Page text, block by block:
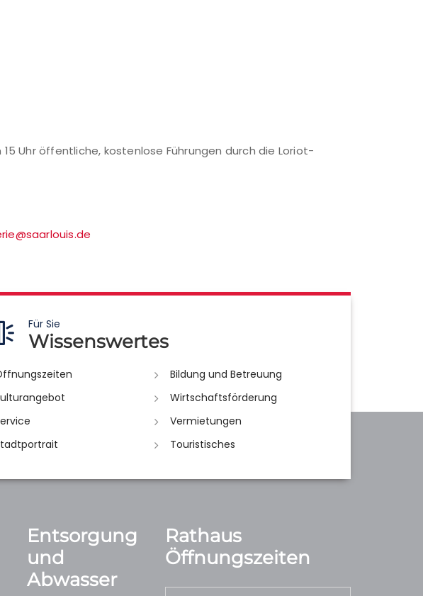
Uhr öffentliche, kostenlose Führungen durch die Loriot-
Für Sie
Wissenswertes
Bildung und Betreuung
Wirtschaftsförderung
Vermietungen
Touristisches
Entsorgung
und
Abwasser
Rathaus
Öffnungszeiten